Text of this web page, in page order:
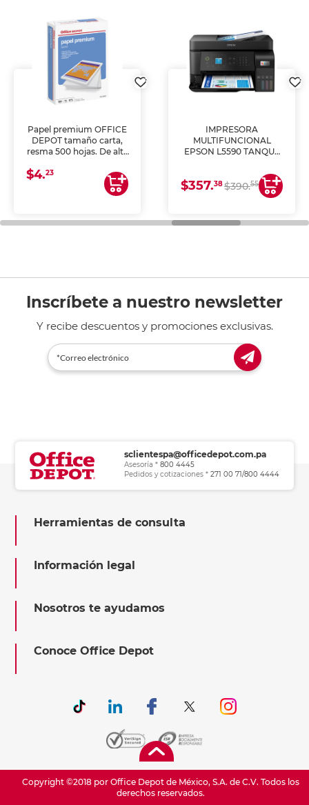
Papel premium OFFICE
DEPOT tamaño carta,
resma 500 hojas. De alta
uniforme, ideal para
impresoras de inyección
de tinta y láser,
general de oficina.
$4.23
IMPRESORA
MULTIFUNCIONAL
EPSON L5590 TANQUE
COPIA Y ESCANEA)
$357.38$390.55
Inscríbete a nuestro newsletter
Y recibe descuentos y promociones exclusivas.
sclientespa@officedepot.com.pa
Asesoría * 800 4445
Pedidos y cotizaciones * 271 00 71/800 4444
Herramientas de consulta
Información legal
Nosotros te ayudamos
Conoce Office Depot
Copyright ©2018 por Office Depot de México, S.A. de C.V. Todos los
derechos reservados.